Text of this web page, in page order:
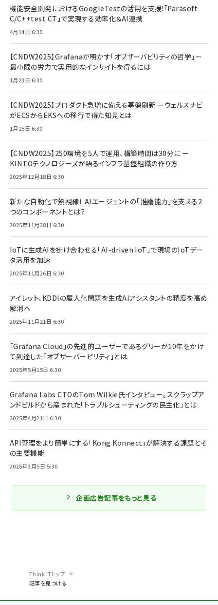
Think ITトップ
記事を見つける
機能安全開発におけるGoogleTestの活用を支援!「Parasoft
C/C++test CT」で実現する効率化＆AI連携
4月14日 6:30
【CNDW2025】Grafanaが明かす「オブザーバビリティの哲学」ー
最小限の労力で実用的なインサイトを得るには
1月23日 6:30
【CNDW2025】プロダクト急増に備える基盤刷新 ーウェルスナビ
がECSからEKSへの移行で得た知見とは
1月15日 6:30
【CNDW2025】250環境を5人で運用、構築時間は30分に ー
KINTOテクノロジーズが語るインフラ基盤組織の作り方
2025年12月18日 6:30
新たな自動化で熱視線！ AIエージェントの「推論能力」を支える2
つのコンポーネントとは？
2025年11月28日 6:30
IoTに生成AIを掛け合わせる「AI-driven IoT」で現場のIoTデー
タ活用を加速
2025年11月26日 6:30
アイレット、KDDIの属人化問題を生成AIアシスタントの精度を高め
解消へ
2025年11月21日 6:30
「Grafana Cloud」の先進的ユーザーであるグリーが10年をかけ
て到達した「オブザーバービリティ」とは
2025年5月15日 6:30
Grafana Labs CTOのTom Wilkie氏インタビュー。スクラップア
ンドビルドから産まれた「トラブルシューティングの民主化」とは
2025年4月21日 6:30
API管理をより簡単にする「Kong Konnect」が解決する課題とそ
の主要機能
2025年3月5日 5:30
企画広告記事をもっと見る